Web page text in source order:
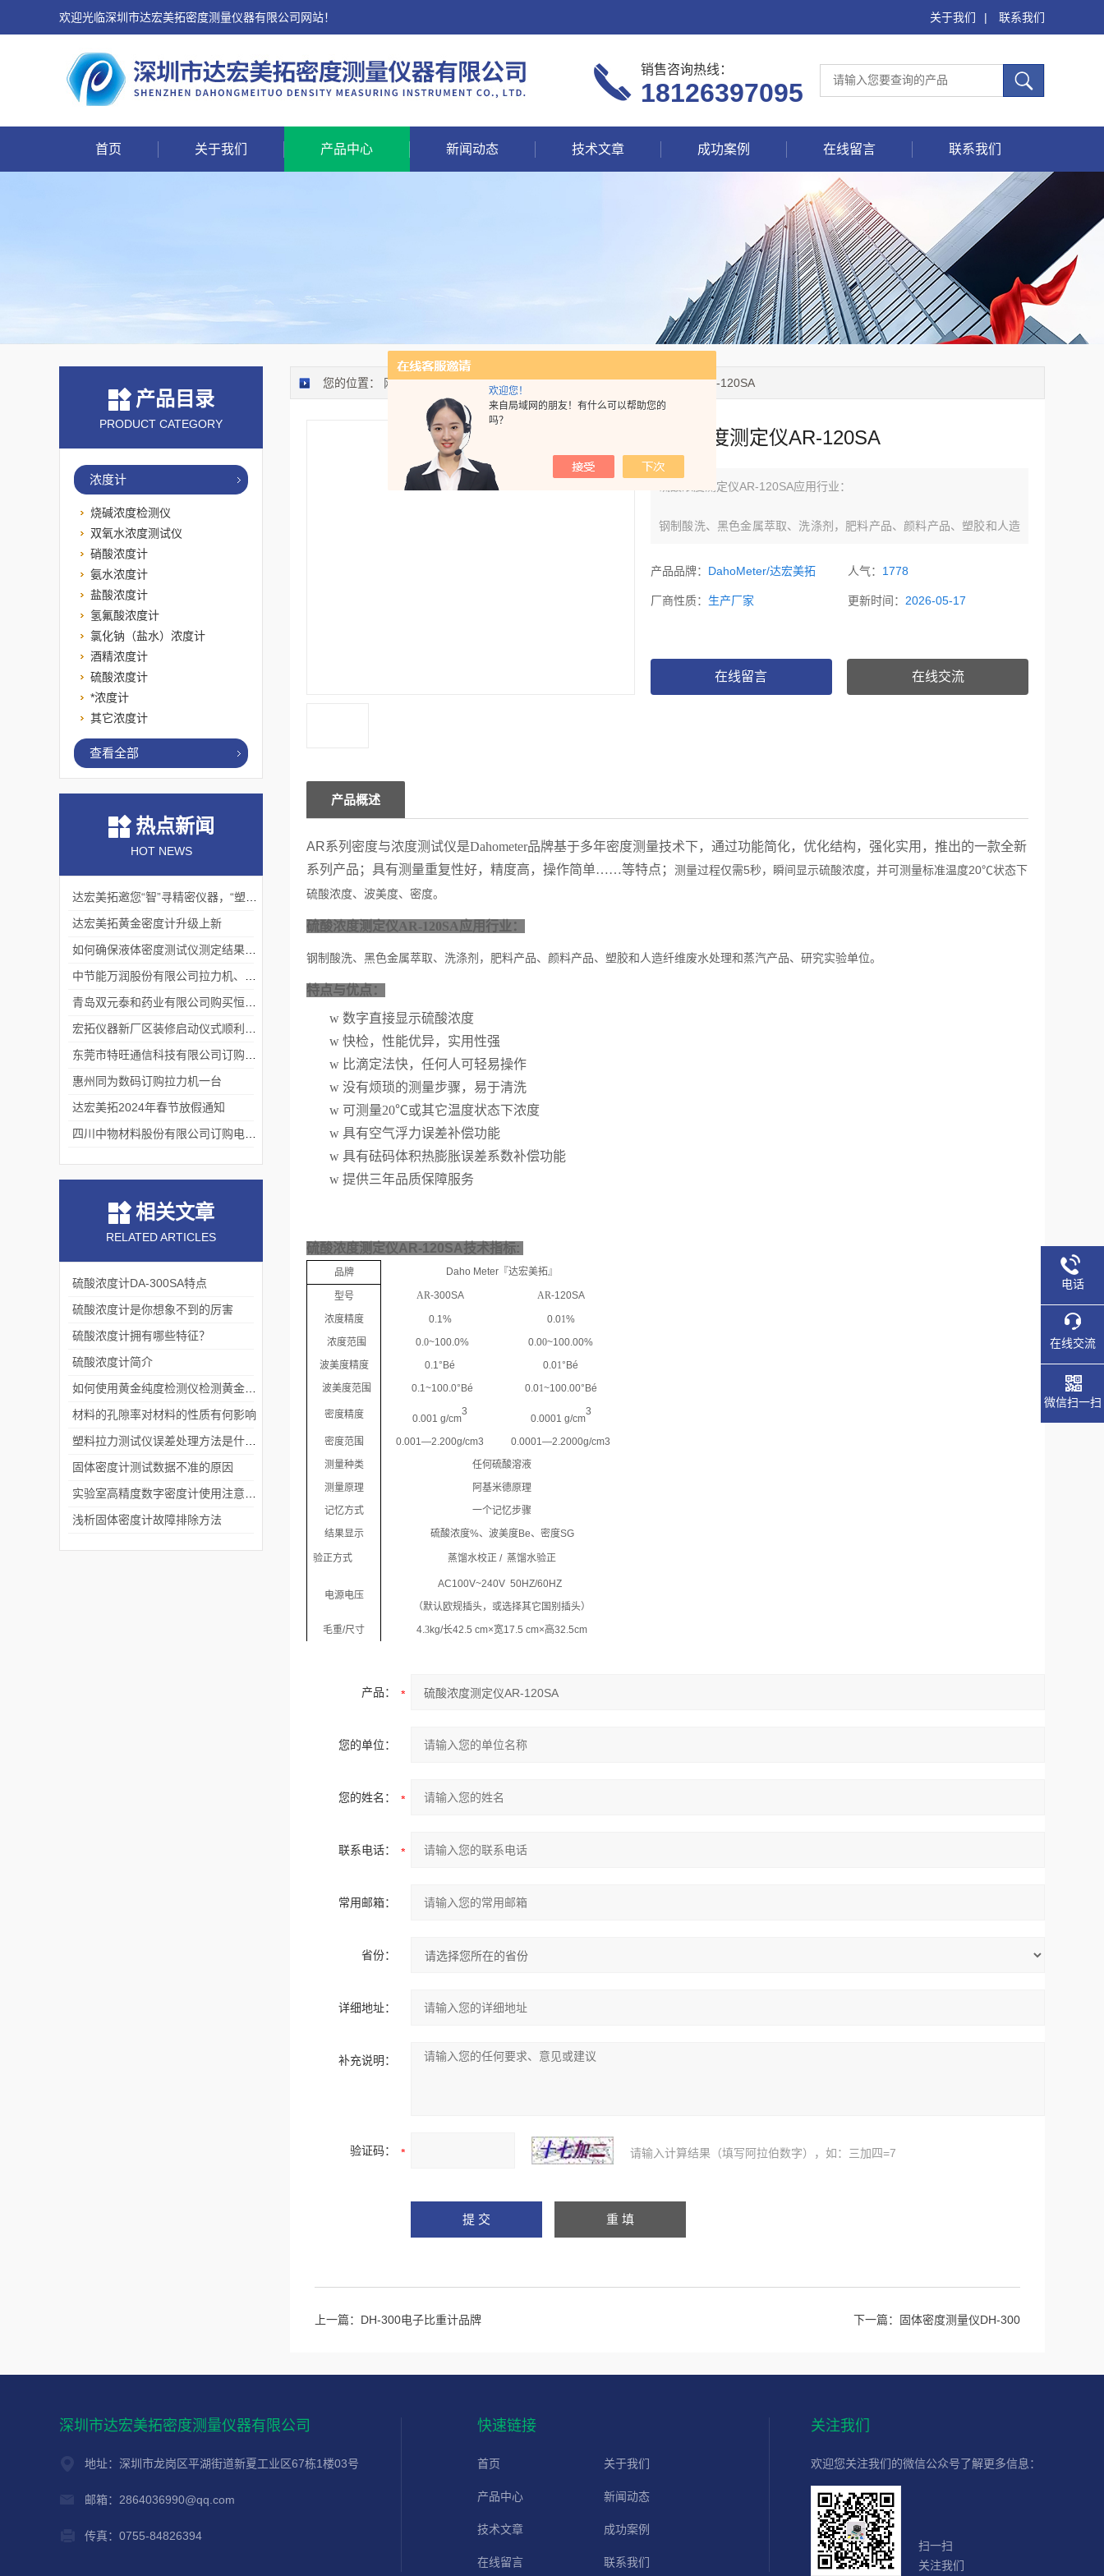
欢迎您！
来自局域网的朋友！有什么可以帮助您的
吗？
欢迎光临深圳市达宏美拓密度测量仪器有限公司网站！ 关于我们 | 联系我们
销售咨询热线：
18126397095
首页 关于我们 产品中心 新闻动态 技术文章 成功案例 在线留言 联系我们
您的位置： 网站首页>产品中心>浓度计>硫酸浓度计> 硫酸浓度测定仪AR-120SA
硫酸浓度测定仪AR-120SA
硫酸浓度测定仪AR-120SA应用行业：
钢制酸洗、黑色金属萃取、洗涤剂，肥料产品、颜料产品、塑胶和人造
产品品牌： DahoMeter/达宏美拓 人气： 1778
厂商性质： 生产厂家 更新时间： 2026-05-17
在线留言 在线交流
产品概述
AR系列密度与浓度测试仪是Dahometer品牌基于多年密度测量技术下，通过功能简化， 优化结构， 强化实用，推出的一款全新
系列产品；具有测量重复性好，精度高，操作简单……等特点 ； 测量过程仅需5秒，瞬间显示硫酸浓度，并可测量标准温度20℃状态下
硫酸浓度、波美度、密度。
硫酸浓度测定仪AR-120SA 应用行业：
钢制酸洗、黑色金属萃取、洗涤剂，肥料产品、颜料产品、塑胶和人造纤维废水处理和蒸汽产品、研究实验单位。
特点与优点 ：
w 数字直接显示硫酸浓度
w 快检，性能优异，实用性强
w 比滴定法快，任何人可轻易操作
w 没有烦琐的测量步骤， 易于清洗
w 可测量20℃或其它温度状态下浓度
w 具有空气浮力误差补偿功能
w 具有砝码体积热膨胀误差系数补偿功能
w 提供三年品质保障服务
硫酸浓度测定仪AR-120SA技术指标:
品牌 Daho Meter 『达宏美拓』
型号 AR-300SA AR-120SA
浓度精度 0.1% 0.01%
浓度范围 0.0~100.0% 0.00~100.00%
波美度精度
0.1°Bé 0.01°Bé
波美度范围 0.1~100.0°Bé 0.01~100.00°Bé
密度精度 0.001 g/cm
3
0.0001 g/cm
3
密度范围 0.001—2.200g/cm3
0.0001—2.2000g/cm3
测量种类 任何 硫酸溶液
测量原理
阿基米德原理
记忆方式
一个记忆步骤
结果显示
硫酸浓度%、波美度Be、密度SG
验正方式 蒸馏水校正 / 蒸馏水验正
电源电压
AC100V~240V 50HZ/60HZ
（默认欧规插头，或选择其它国别插头）
毛重/尺寸 4.3kg/长42.5 cm×宽17.5 cm×高32.5cm
产品：
您的单位：
您的姓名：
联系电话：
常用邮箱：
省份：
详细地址：
补充说明：
验证码： 请输入计算结果（填写阿拉伯数字），如：三加四=7
上一篇： DH-300电子比重计品牌 下一篇： 固体密度测量仪DH-300
产品目录
PRODUCT CATEGORY
浓度计
烧碱浓度检测仪
双氧水浓度测试仪
硝酸浓度计
氨水浓度计
盐酸浓度计
氢氟酸浓度计
氯化钠（盐水）浓度计
酒精浓度计
硫酸浓度计
*浓度计
其它浓度计
查看全部
热点新闻
HOT NEWS
达宏美拓黄金密度计升级上新
惠州同为数码订购拉力机一台
达宏美拓2024年春节放假通知
相关文章
RELATED ARTICLES
硫酸浓度计DA-300SA特点
硫酸浓度计是你想象不到的厉害
硫酸浓度计拥有哪些特征？
硫酸浓度计简介
材料的孔隙率对材料的性质有何影响
固体密度计测试数据不准的原因
浅析固体密度计故障排除方法
深圳市达宏美拓密度测量仪器有限公司
地址：深圳市龙岗区平湖街道新夏工业区67栋1楼03号
邮箱：2864036990@qq.com
传真：0755-84826394
快速链接
首页 关于我们
产品中心 新闻动态
技术文章 成功案例
在线留言 联系我们
关注我们
欢迎您关注我们的微信公众号了解更多信息：
扫一扫
关注我们
电话
在线交流
微信扫一扫